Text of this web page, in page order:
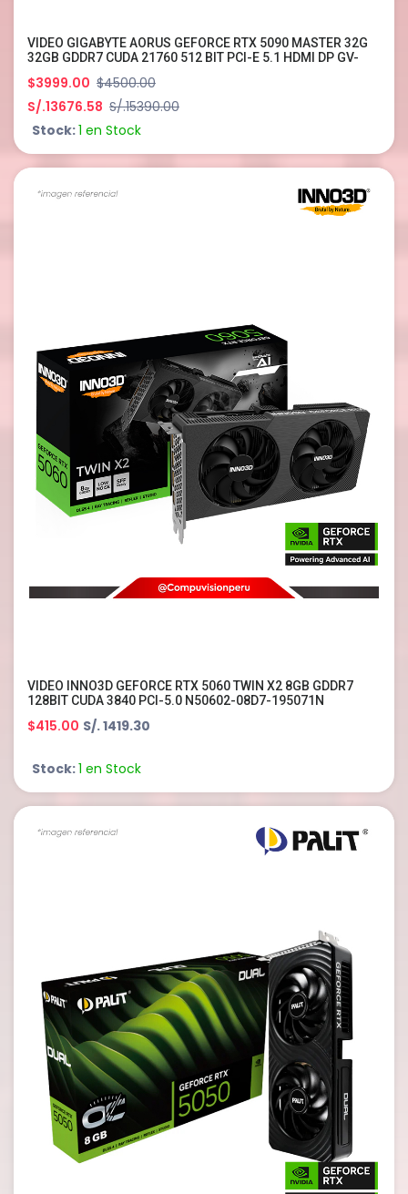
VIDEO GIGABYTE AORUS GEFORCE RTX 5090 MASTER 32G
32GB GDDR7 CUDA 21760 512 BIT PCI-E 5.1 HDMI DP GV-
$3999.00 $4500.00
S/.13676.58 S/.15390.00
Stock:1 en Stock
VIDEO INNO3D GEFORCE RTX 5060 TWIN X2 8GB GDDR7
128BIT CUDA 3840 PCI-5.0 N50602-08D7-195071N
$415.00 S/. 1419.30
Stock:1 en Stock